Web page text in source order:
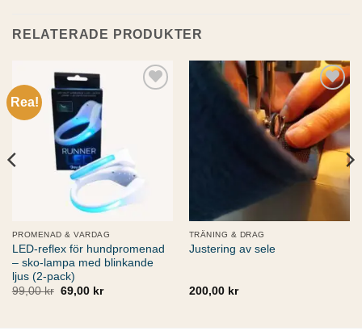
RELATERADE PRODUKTER
Rea!
PROMENAD & VARDAG
LED-reflex för hundpromenad
– sko-lampa med blinkande
ljus (2-pack)
99,00kr Det
69,00 krDet
Add to
wishlist
TRÄNING & DRAG
Justering av sele
200,00 kr